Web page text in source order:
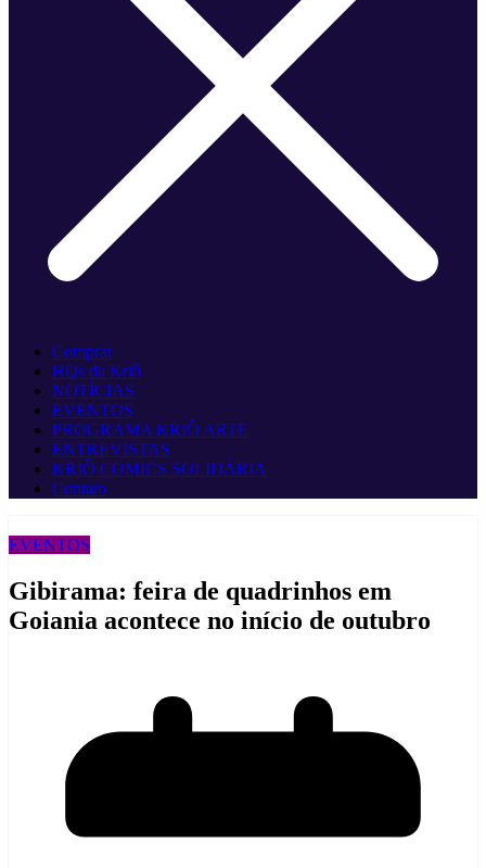
Comprar
HQs da Kriô
NOTÍCIAS
EVENTOS
PROGRAMA KRIÔ ARTE
ENTREVISTAS
KRIÔ COMICS SOLIDÁRIA
Contato
EVENTOS
Gibirama: feira de quadrinhos em
Goiania acontece no início de outubro